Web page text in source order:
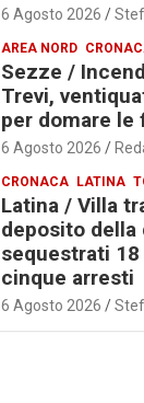
6 Agosto 2026
AREA NORD
Sezze /
Trevi,
per domare le
6 Agosto 2026
CRONACA LATINA
Latina / Villa
deposito della
sequestrati
cinque arresti
6 Agosto 2026